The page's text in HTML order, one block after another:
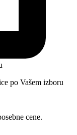
po Vašem izboru
cene.